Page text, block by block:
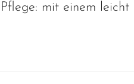
Pflege: mit einem leicht